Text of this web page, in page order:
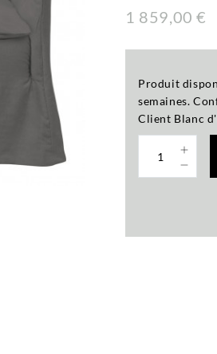
1 859,00 €
Produit
semaines.
Client Blanc